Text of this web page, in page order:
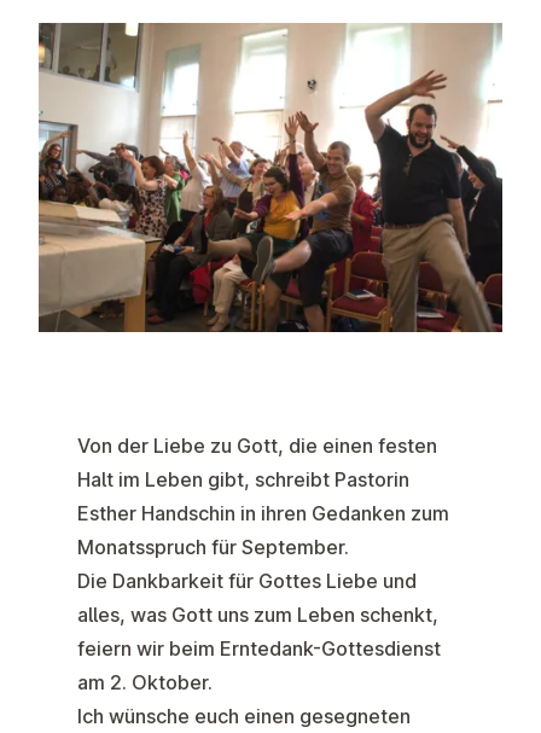
Von der Liebe zu Gott, die einen festen
Halt im Leben gibt, schreibt Pastorin
Esther Handschin in ihren Gedanken zum
Monatsspruch für September.
Die Dankbarkeit für Gottes Liebe und
alles, was Gott uns zum Leben schenkt,
feiern wir beim Erntedank-Gottesdienst
am 2. Oktober.
Ich wünsche euch einen gesegneten